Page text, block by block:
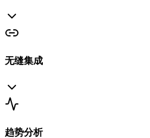
无缝集成
趋势分析